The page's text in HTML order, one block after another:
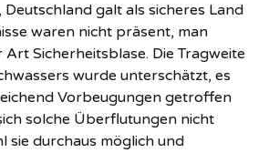
galt als sicheres Land
waren nicht präsent, man
Art Sicherheitsblase. Die Tragweite
wurde unterschätzt, es
Vorbeugungen getroffen
solche Überflutungen nicht
sie durchaus möglich und